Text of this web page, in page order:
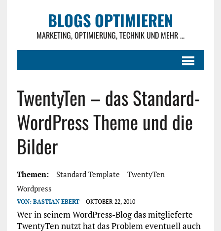
BLOGS OPTIMIEREN
MARKETING, OPTIMIERUNG, TECHNIK UND MEHR ...
TwentyTen – das Standard-
WordPress Theme und die
Bilder
Themen: Standard Template
TwentyTen
Wordpress
VON: BASTIAN EBERT OKTOBER 22, 2010
Wer in seinem WordPress-Blog das mitglieferte
TwentyTen nutzt hat das Problem eventuell auch